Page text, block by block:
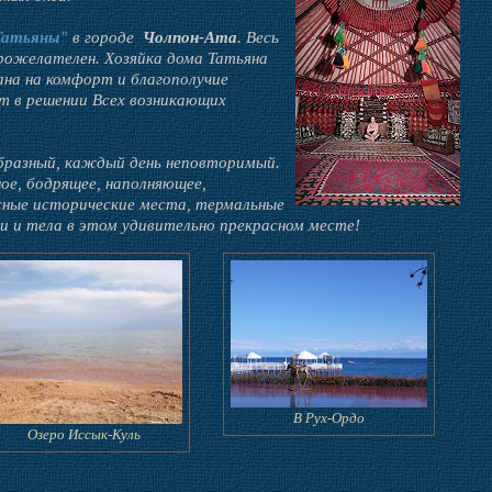
в городе Чолпон-Ата. Весь
Хозяйка дома Татьяна
на комфорт и благополучие
в решении Всех возникающих
каждый день неповторимый.
бодрящее, наполняющее,
исторические места, термальные
и тела в этом удивительно прекрасном месте!
Озеро Иссык-Куль
В Рух-Ордо